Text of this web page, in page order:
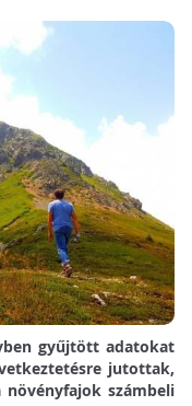
gyűjtött adatokat
jutottak,
növényfajok számbeli